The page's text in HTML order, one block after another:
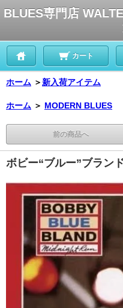
BLUES専門店
カート
ホーム ＞ 新入荷アイテム
ホーム ＞ MODERN BLUES
前の商品へ
ボビー“ブルー”ブラン